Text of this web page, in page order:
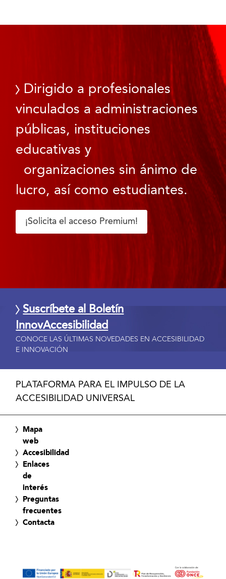
Dirigido a profesionales
vinculados a administraciones
públicas, instituciones
educativas y
organizaciones sin ánimo de
lucro, así como estudiantes.
¡Solicita el acceso Premium!
Suscríbete al Boletín
InnovAccesibilidad
CONOCE LAS ÚLTIMAS NOVEDADES EN ACCESIBILIDAD
E INNOVACIÓN
PLATAFORMA PARA EL IMPULSO DE LA
ACCESIBILIDAD UNIVERSAL
Mapa
web
Accesibilidad
Enlaces
de
interés
Preguntas
frecuentes
Contacta